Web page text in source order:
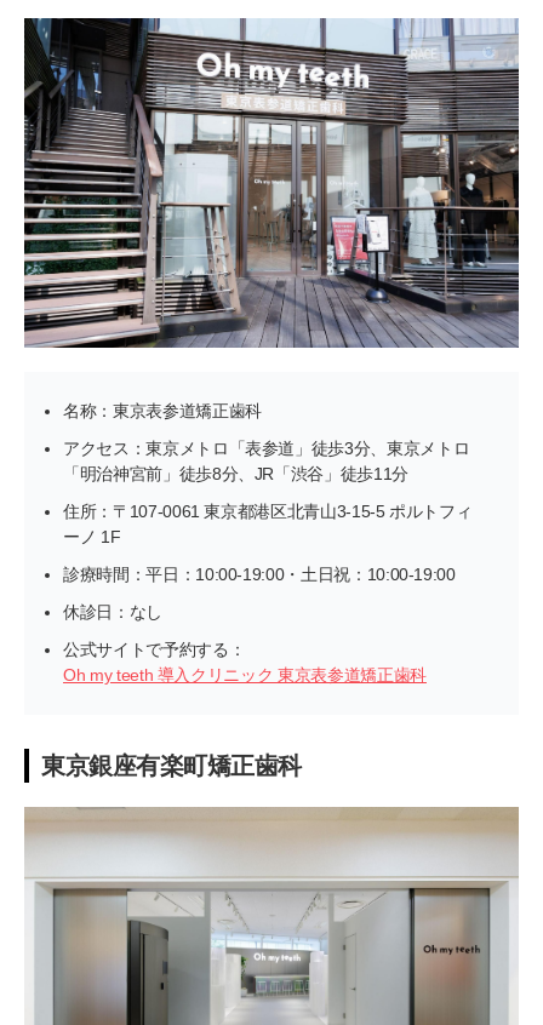
名称：東京表参道矯正歯科
アクセス：東京メトロ「表参道」徒歩3分、東京メトロ
「明治神宮前」徒歩8分、JR「渋谷」徒歩11分
住所：〒107-0061 東京都港区北青山3-15-5 ポルトフィ
ーノ 1F
診療時間：平日：10:00-19:00・土日祝：10:00-19:00
休診日：なし
公式サイトで予約する：
Oh my teeth 導入クリニック 東京表参道矯正歯科
東京銀座有楽町矯正歯科